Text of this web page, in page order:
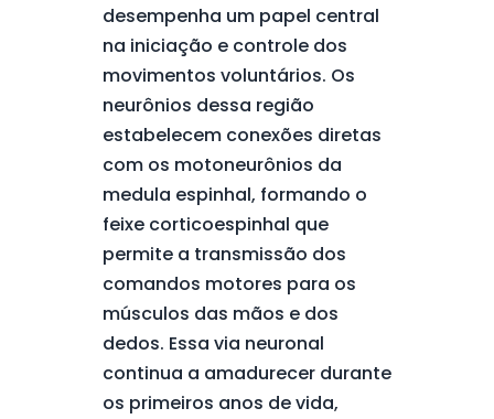
desempenha um papel central
na iniciação e controle dos
movimentos voluntários. Os
neurônios dessa região
estabelecem conexões diretas
com os motoneurônios da
medula espinhal, formando o
feixe corticoespinhal que
permite a transmissão dos
comandos motores para os
músculos das mãos e dos
dedos. Essa via neuronal
continua a amadurecer durante
os primeiros anos de vida,